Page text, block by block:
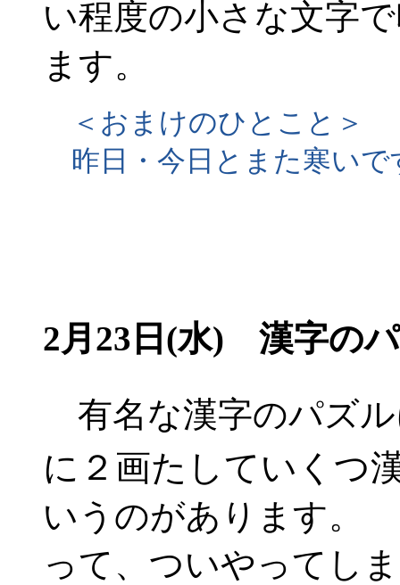
い程度の小さな文字
ます。
＜おまけのひとこと＞
昨日・今日とまた寒いで
2月23日(水) 漢字の
有名な漢字のパズ
に２画たしていくつ
いうのがあります。
って、ついやってし